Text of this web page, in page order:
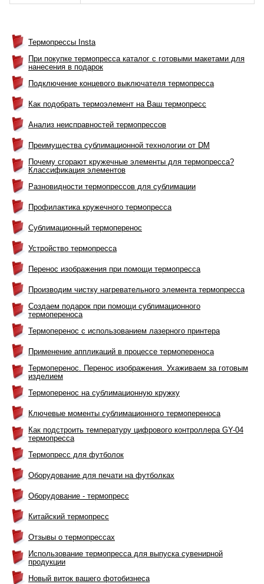
Термопрессы Insta
При покупке термопресса каталог с готовыми макетами для
нанесения в подарок
Подключение концевого выключателя термопресса
Как подобрать термоэлемент на Ваш термопресс
Анализ неисправностей термопрессов
Преимущества сублимационной технологии от DM
Почему сгорают кружечные элементы для термопресса?
Классификация элементов
Разновидности термопрессов для сублимации
Профилактика кружечного термопресса
Сублимационный термоперенос
Устройство термопресса
Перенос изображения при помощи термопресса
Производим чистку нагревательного элемента термопресса
Создаем подарок при помощи сублимационного
термопереноса
Термоперенос с использованием лазерного принтера
Применение аппликаций в процессе термопереноса
Термоперенос. Перенос изображения. Ухаживаем за готовым
изделием
Термоперенос на сублимационную кружку
Ключевые моменты сублимационного термопереноса
Как подстроить температуру цифрового контроллера GY-04
термопресса
Термопресс для футболок
Оборудование для печати на футболках
Оборудование - термопресс
Китайский термопресс
Отзывы о термопрессах
Использование термопресса для выпуска сувенирной
продукции
Новый виток вашего фотобизнеса